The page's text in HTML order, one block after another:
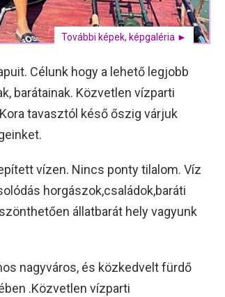
További képek, képgaléria ►
Célunk hogy a lehető legjobb
barátainak. Közvetlen vízparti
tavasztól késő őszig várjuk
vízen. Nincs ponty tilalom. Víz
horgászok,családok,baráti
állatbarát hely vagyunk
nagyváros, és közkedvelt fürdő
.Közvetlen vízparti